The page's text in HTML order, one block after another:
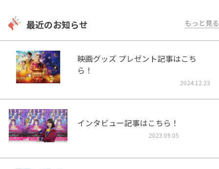
最近のお知らせ もっと見る
映画グッズ プレゼント記事はこち
ら！
2024.12.23
インタビュー記事はこちら！
2023.09.05